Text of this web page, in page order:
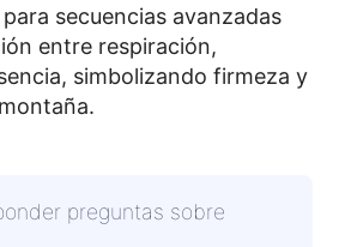
secuencias avanzadas
entre respiración,
simbolizando firmeza y
preguntas sobre